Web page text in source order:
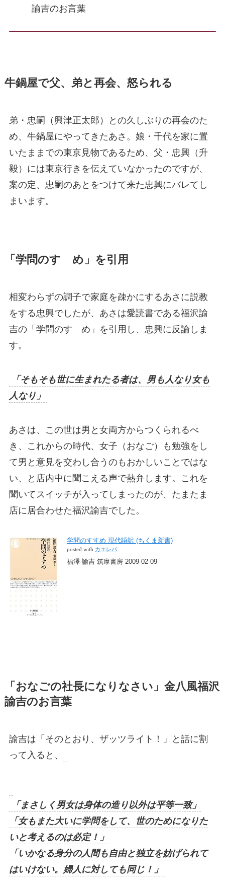
諭吉のお言葉
牛鍋屋で父、弟と再会、怒られる
弟・忠嗣（興津正太郎）との久しぶりの再会のた
め、牛鍋屋にやってきたあさ。娘・千代を家に置
いたままでの東京見物であるため、父・忠興（升
毅）には東京行きを伝えていなかったのですが、
案の定、忠嗣のあとをつけて来た忠興にバレてし
まいます。
「学問のすゝめ」を引用
相変わらずの調子で家庭を疎かにするあさに説教
をする忠興でしたが、あさは愛読書である福沢諭
吉の「学問のすゝめ」を引用し、忠興に反論しま
す。
「そもそも世に生まれたる者は、男も人なり女も
人なり」
あさは、この世は男と女両方からつくられるべ
き、これからの時代、女子（おなご）も勉強をし
て男と意見を交わし合うのもおかしいことではな
い、と店内中に聞こえる声で熱弁します。これを
聞いてスイッチが入ってしまったのが、たまたま
店に居合わせた福沢諭吉でした。
学問のすすめ 現代語訳 (ちくま新書)
posted with カエレバ
福澤 諭吉 筑摩書房 2009-02-09
「おなごの社長になりなさい」金八風福沢
諭吉のお言葉
諭吉は「そのとおり、ザッツライト！」と話に割
って入ると、
「まさしく男女は身体の造り以外は平等一致」
「女もまた大いに学問をして、世のためになりた
いと考えるのは必定！」
「いかなる身分の人間も自由と独立を妨げられて
はいけない。婦人に対しても同じ！」